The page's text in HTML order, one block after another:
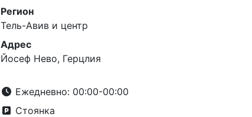
Регион
Тель-Авив и центр
Адрес
Йосеф Нево, Герцлия
Ежедневно: 00:00-00:00
Стоянка